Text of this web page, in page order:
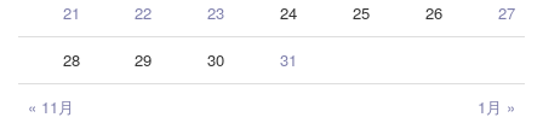
« 11月 1月 »
21 22 23 24 25 26 27
28 29 30 31